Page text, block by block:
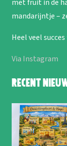
met fruit in de
mandarijntje –
Heel veel
Via Instagram
Recent